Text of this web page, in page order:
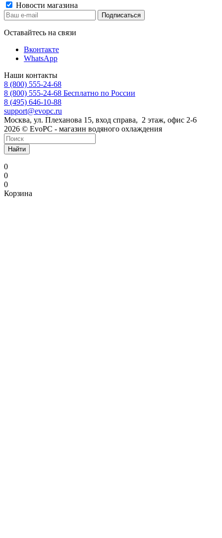
Новости магазина
Оставайтесь на связи
Вконтакте
WhatsApp
Наши контакты
8 (800) 555-24-68
8 (800) 555-24-68 Бесплатно по России
8 (495) 646-10-88
support@evopc.ru
Москва, ул. Плеханова 15, вход справа, 2 этаж, офис 2-6
2026 © EvoPC - магазин водяного охлаждения
Найти
0
0
0
Корзина